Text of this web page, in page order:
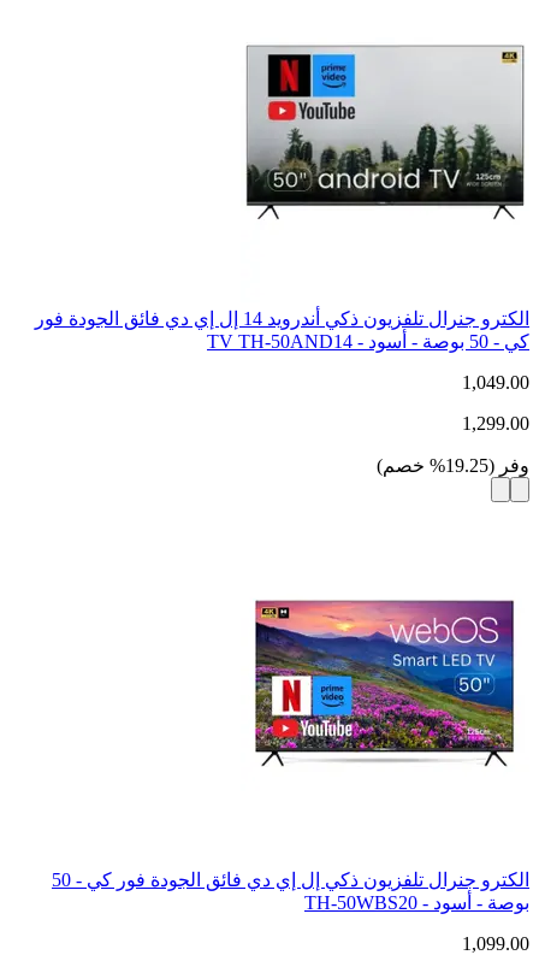
الكترو جنرال تلفزيون ذكي أندرويد 14 إل إي دي فائق الجودة فور
كي - 50 بوصة - أسود - TV TH-50AND14
1,049.00
1,299.00
وفر (
19.25
% خصم)
الكترو جنرال تلفزيون ذكي إل إي دي فائق الجودة فور كي - 50
بوصة - أسود - TH-50WBS20
1,099.00